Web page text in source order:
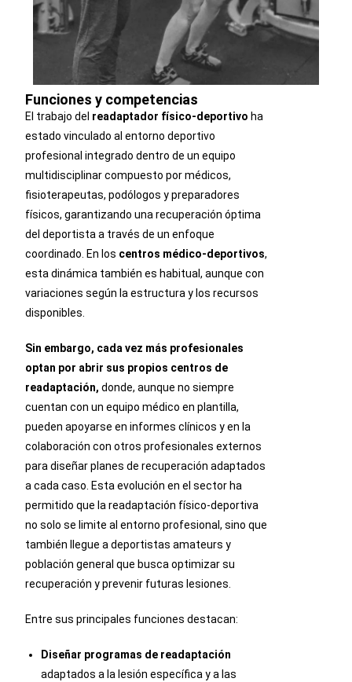
Funciones y competencias
El trabajo del readaptador físico-deportivo ha
estado vinculado al entorno deportivo
profesional integrado dentro de un equipo
multidisciplinar compuesto por médicos,
fisioterapeutas, podólogos y preparadores
físicos, garantizando una recuperación óptima
del deportista a través de un enfoque
coordinado. En los centros médico-deportivos,
esta dinámica también es habitual, aunque con
variaciones según la estructura y los recursos
disponibles.
Sin embargo, cada vez más profesionales
optan por abrir sus propios centros de
readaptación, donde, aunque no siempre
cuentan con un equipo médico en plantilla,
pueden apoyarse en informes clínicos y en la
colaboración con otros profesionales externos
para diseñar planes de recuperación adaptados
a cada caso. Esta evolución en el sector ha
permitido que la readaptación físico-deportiva
no solo se limite al entorno profesional, sino que
también llegue a deportistas amateurs y
población general que busca optimizar su
recuperación y prevenir futuras lesiones.
Entre sus principales funciones destacan:
Diseñar programas de readaptación
adaptados a la lesión específica y a las